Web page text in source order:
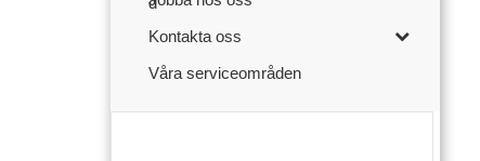
Kontakta oss
Våra serviceområden